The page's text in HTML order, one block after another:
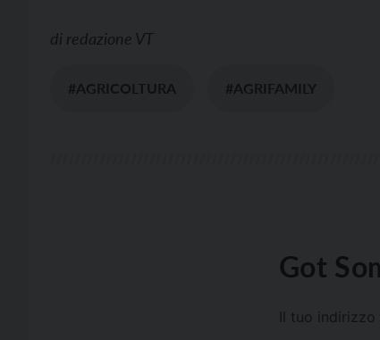
di redazione VT
#AGRICOLTURA #AGRIFAMILY
Got
Il tuo